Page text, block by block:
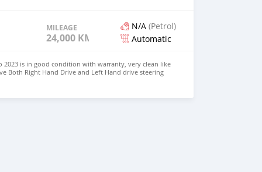
MILEAGE
24,000 KM
N/A (Petrol)
Automatic
2023 is in good condition with warranty, very clean like
Both Right Hand Drive and Left Hand drive steering
NUMBER: +447424958730 CONTACT EMAIL: